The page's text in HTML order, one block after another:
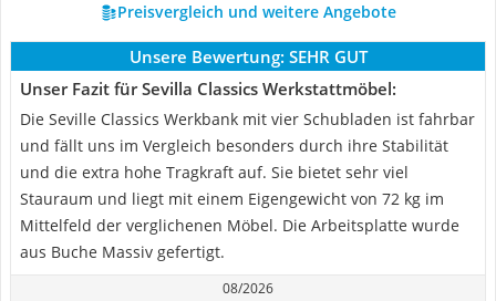
Preisvergleich und weitere Angebote
Unsere Bewertung: SEHR GUT
Unser Fazit für Sevilla Classics Werkstattmöbel:
Die Seville Classics Werkbank mit vier Schubladen ist fahrbar
und fällt uns im Vergleich besonders durch ihre Stabilität
und die extra hohe Tragkraft auf. Sie bietet sehr viel
Stauraum und liegt mit einem Eigengewicht von 72 kg im
Mittelfeld der verglichenen Möbel. Die Arbeitsplatte wurde
aus Buche Massiv gefertigt.
08/2026